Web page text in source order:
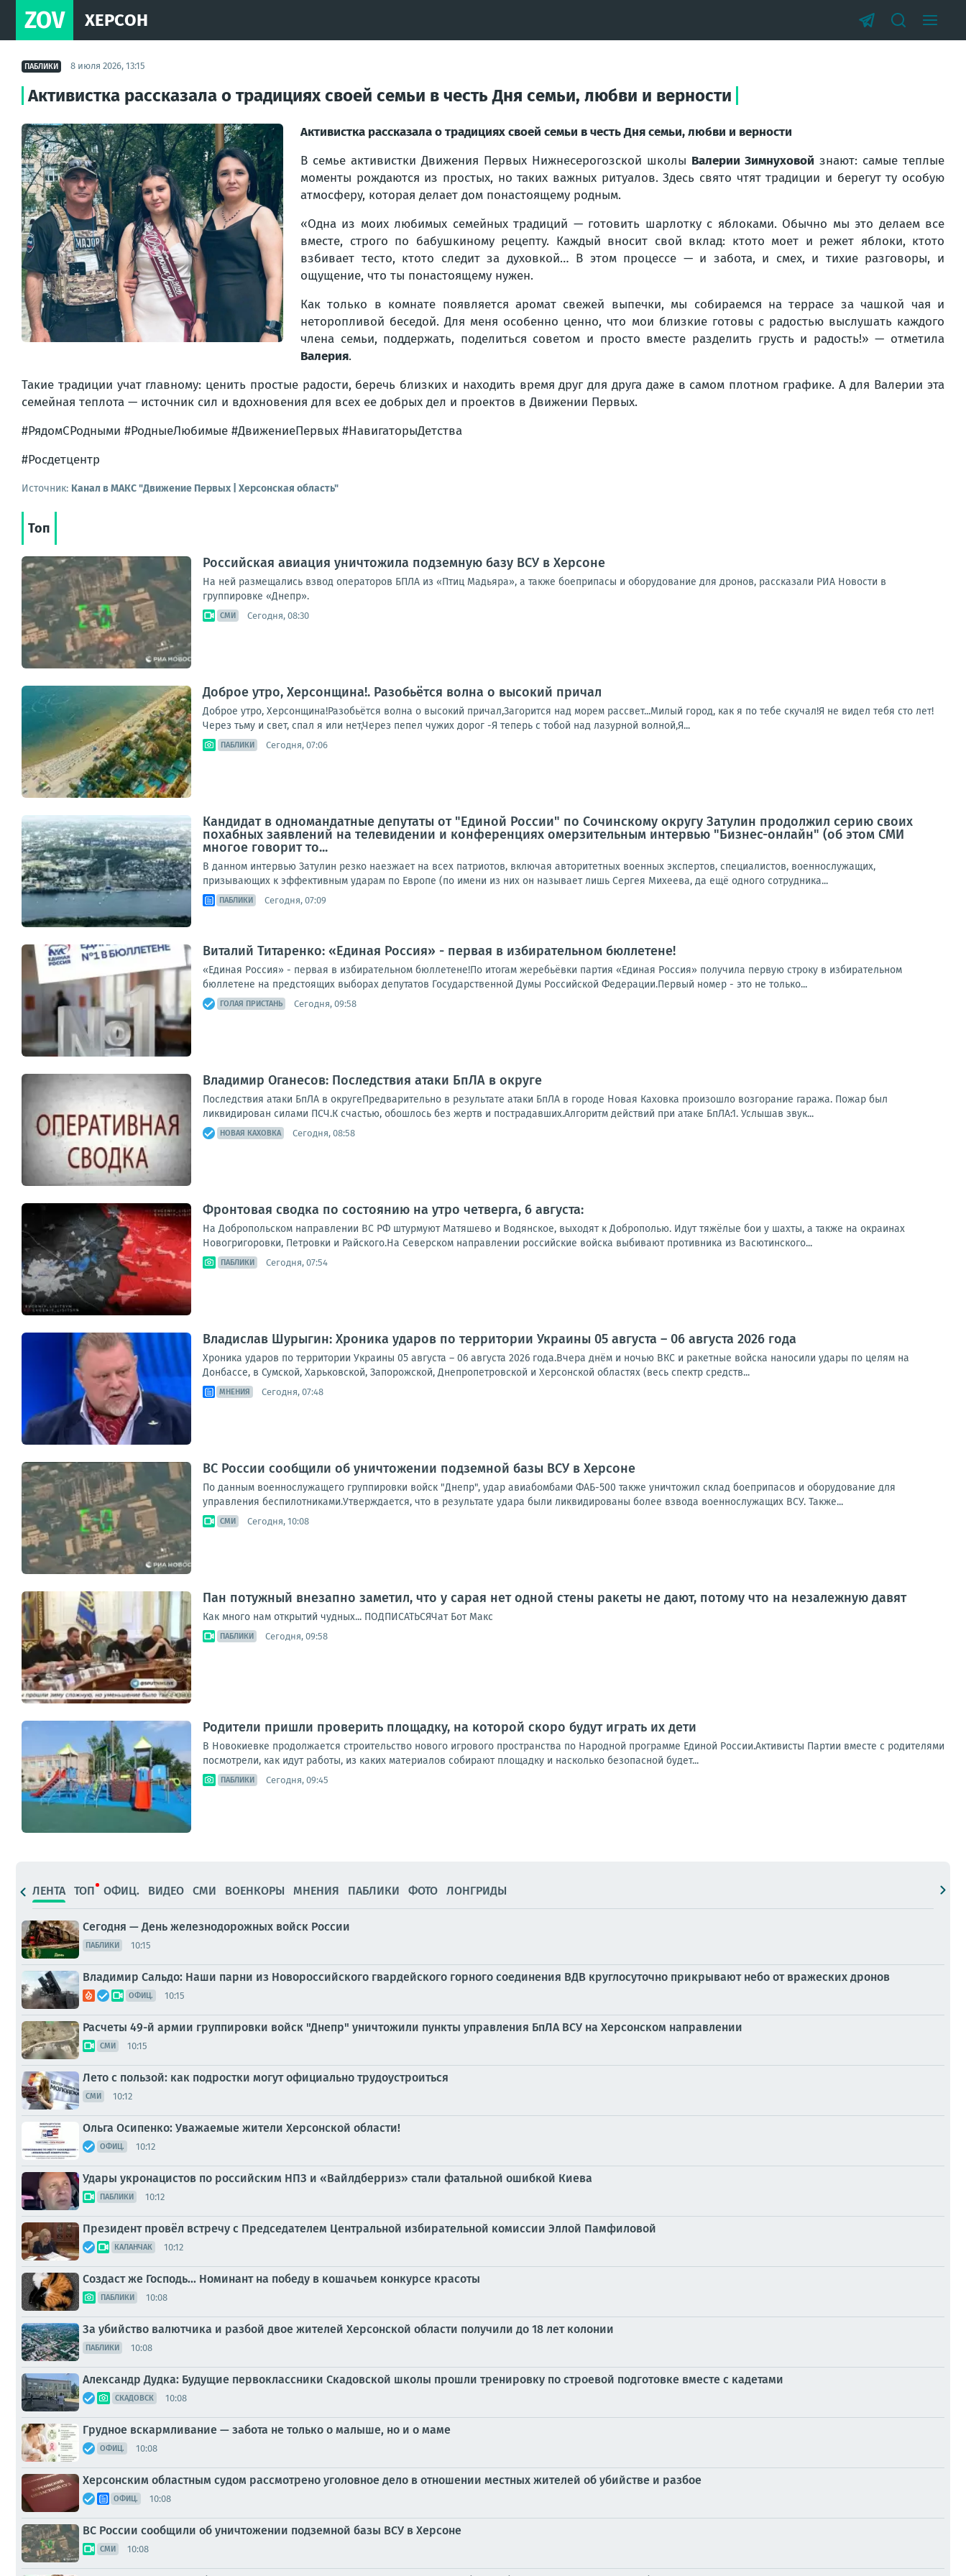
ZOV ХЕРСОН
ПАБЛИКИ 8 июля 2026, 13:15
Активистка рассказала о традициях своей семьи в честь Дня семьи, любви и верности
Активистка рассказала о традициях своей семьи в честь Дня семьи, любви и верности
В семье активистки Движения Первых Нижнесерогозской школы Валерии Зимнуховой знают: самые теплые
моменты рождаются из простых, но таких важных ритуалов. Здесь свято чтят традиции и берегут ту особую
атмосферу, которая делает дом понастоящему родным.
«Одна из моих любимых семейных традиций — готовить шарлотку с яблоками. Обычно мы это делаем все
вместе, строго по бабушкиному рецепту. Каждый вносит свой вклад: ктото моет и режет яблоки, ктото
взбивает тесто, ктото следит за духовкой… В этом процессе — и забота, и смех, и тихие разговоры, и
ощущение, что ты понастоящему нужен.
Как только в комнате появляется аромат свежей выпечки, мы собираемся на террасе за чашкой чая и
неторопливой беседой. Для меня особенно ценно, что мои близкие готовы с радостью выслушать каждого
члена семьи, поддержать, поделиться советом и просто вместе разделить грусть и радость!» — отметила
Валерия.
Такие традиции учат главному: ценить простые радости, беречь близких и находить время друг для друга даже в самом плотном графике. А для Валерии эта
семейная теплота — источник сил и вдохновения для всех ее добрых дел и проектов в Движении Первых.
#РядомСРодными #РодныеЛюбимые #ДвижениеПервых #НавигаторыДетства
#Росдетцентр
Источник: Канал в МАКС "Движение Первых | Херсонская область"
Топ
Российская авиация уничтожила подземную базу ВСУ в Херсоне
На ней размещались взвод операторов БПЛА из «Птиц Мадьяра», а также боеприпасы и оборудование для дронов, рассказали РИА Новости в
группировке «Днепр».
СМИ Сегодня, 08:30
Доброе утро, Херсонщина!. Разобьётся волна о высокий причал
Доброе утро, Херсонщина!Разобьётся волна о высокий причал,Загорится над морем рассвет...Милый город, как я по тебе скучал!Я не видел тебя сто лет!
Через тьму и свет, спал я или нет,Через пепел чужих дорог -Я теперь с тобой над лазурной волной,Я...
ПАБЛИКИ Сегодня, 07:06
Кандидат в одномандатные депутаты от "Единой России" по Сочинскому округу Затулин продолжил серию своих
похабных заявлений на телевидении и конференциях омерзительным интервью "Бизнес-онлайн" (об этом СМИ
многое говорит то...
В данном интервью Затулин резко наезжает на всех патриотов, включая авторитетных военных экспертов, специалистов, военнослужащих,
призывающих к эффективным ударам по Европе (по имени из них он называет лишь Сергея Михеева, да ещё одного сотрудника...
ПАБЛИКИ Сегодня, 07:09
Виталий Титаренко: «Единая Россия» - первая в избирательном бюллетене!
«Единая Россия» - первая в избирательном бюллетене!По итогам жеребьёвки партия «Единая Россия» получила первую строку в избирательном
бюллетене на предстоящих выборах депутатов Государственной Думы Российской Федерации.Первый номер - это не только...
ГОЛАЯ ПРИСТАНЬ Сегодня, 09:58
Владимир Оганесов: Последствия атаки БпЛА в округе
Последствия атаки БпЛА в округеПредварительно в результате атаки БпЛА в городе Новая Каховка произошло возгорание гаража. Пожар был
ликвидирован силами ПСЧ.К счастью, обошлось без жертв и пострадавших.Алгоритм действий при атаке БпЛА:1. Услышав звук...
НОВАЯ КАХОВКА Сегодня, 08:58
Фронтовая сводка по состоянию на утро четверга, 6 августа:
На Добропольском направлении ВС РФ штурмуют Матяшево и Водянское, выходят к Доброполью. Идут тяжёлые бои у шахты, а также на окраинах
Новогригоровки, Петровки и Райского.На Северском направлении российские войска выбивают противника из Васютинского...
ПАБЛИКИ Сегодня, 07:54
Владислав Шурыгин: Хроника ударов по территории Украины 05 августа – 06 августа 2026 года
Хроника ударов по территории Украины 05 августа – 06 августа 2026 года.Вчера днём и ночью ВКС и ракетные войска наносили удары по целям на
Донбассе, в Сумской, Харьковской, Запорожской, Днепропетровской и Херсонской областях (весь спектр средств...
МНЕНИЯ Сегодня, 07:48
ВС России сообщили об уничтожении подземной базы ВСУ в Херсоне
По данным военнослужащего группировки войск "Днепр", удар авиабомбами ФАБ-500 также уничтожил склад боеприпасов и оборудование для
управления беспилотниками.Утверждается, что в результате удара были ликвидированы более взвода военнослужащих ВСУ. Также...
СМИ Сегодня, 10:08
Пан потужный внезапно заметил, что у сарая нет одной стены ракеты не дают, потому что на незалежную давят
Как много нам открытий чудных... ПОДПИСАТЬСЯЧат Бот Макс
ПАБЛИКИ Сегодня, 09:58
Родители пришли проверить площадку, на которой скоро будут играть их дети
В Новокиевке продолжается строительство нового игрового пространства по Народной программе Единой России.Активисты Партии вместе с родителями
посмотрели, как идут работы, из каких материалов собирают площадку и насколько безопасной будет...
ПАБЛИКИ Сегодня, 09:45
ЛЕНТА ТОП ОФИЦ. ВИДЕО СМИ ВОЕНКОРЫ МНЕНИЯ ПАБЛИКИ ФОТО ЛОНГРИДЫ
Сегодня — День железнодорожных войск России
ПАБЛИКИ 10:15
Владимир Сальдо: Наши парни из Новороссийского гвардейского горного соединения ВДВ круглосуточно прикрывают небо от вражеских дронов
ОФИЦ. 10:15
Расчеты 49-й армии группировки войск "Днепр" уничтожили пункты управления БпЛА ВСУ на Херсонском направлении
СМИ 10:15
Лето с пользой: как подростки могут официально трудоустроиться
СМИ 10:12
Ольга Осипенко: Уважаемые жители Херсонской области!
ОФИЦ. 10:12
Удары укронацистов по российским НПЗ и «Вайлдберриз» стали фатальной ошибкой Киева
ПАБЛИКИ 10:12
Президент провёл встречу с Председателем Центральной избирательной комиссии Эллой Памфиловой
КАЛАНЧАК 10:12
Создаст же Господь... Номинант на победу в кошачьем конкурсе красоты
ПАБЛИКИ 10:08
За убийство валютчика и разбой двое жителей Херсонской области получили до 18 лет колонии
ПАБЛИКИ 10:08
Александр Дудка: Будущие первоклассники Скадовской школы прошли тренировку по строевой подготовке вместе с кадетами
СКАДОВСК 10:08
Грудное вскармливание — забота не только о малыше, но и о маме
ОФИЦ. 10:08
Херсонским областным судом рассмотрено уголовное дело в отношении местных жителей об убийстве и разбое
ОФИЦ. 10:08
ВС России сообщили об уничтожении подземной базы ВСУ в Херсоне
СМИ 10:08